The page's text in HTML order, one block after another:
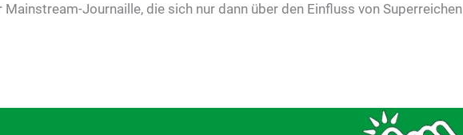
Mainstream-Journaille, die sich nur dann über den Einfluss von Superreichen